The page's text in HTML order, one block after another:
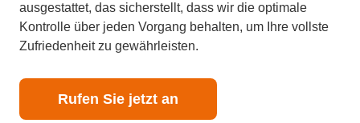
ausgestattet, das sicherstellt, dass wir die optimale
Kontrolle über jeden Vorgang behalten, um Ihre vollste
Zufriedenheit zu gewährleisten.
Rufen Sie jetzt an